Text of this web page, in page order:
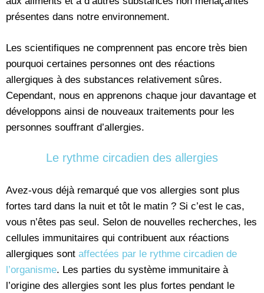
présentes dans notre environnement.
Les scientifiques ne comprennent pas encore très bien
pourquoi certaines personnes ont des réactions
allergiques à des substances relativement sûres.
Cependant, nous en apprenons chaque jour davantage et
développons ainsi de nouveaux traitements pour les
personnes souffrant d’allergies.
Le rythme circadien des allergies
Avez-vous déjà remarqué que vos allergies sont plus
fortes tard dans la nuit et tôt le matin ? Si c’est le cas,
vous n’êtes pas seul. Selon de nouvelles recherches, les
cellules immunitaires qui contribuent aux réactions
allergiques sont affectées par le rythme circadien de
l’organisme. Les parties du système immunitaire à
l’origine des allergies sont les plus fortes pendant le